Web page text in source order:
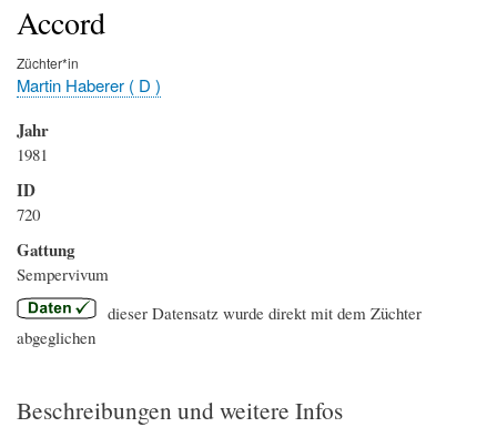
Accord
Züchter*in
Martin Haberer ( D )
Jahr
1981
ID
720
Gattung
Sempervivum
dieser Datensatz wurde direkt mit dem Züchter
abgeglichen
Beschreibungen und weitere Infos